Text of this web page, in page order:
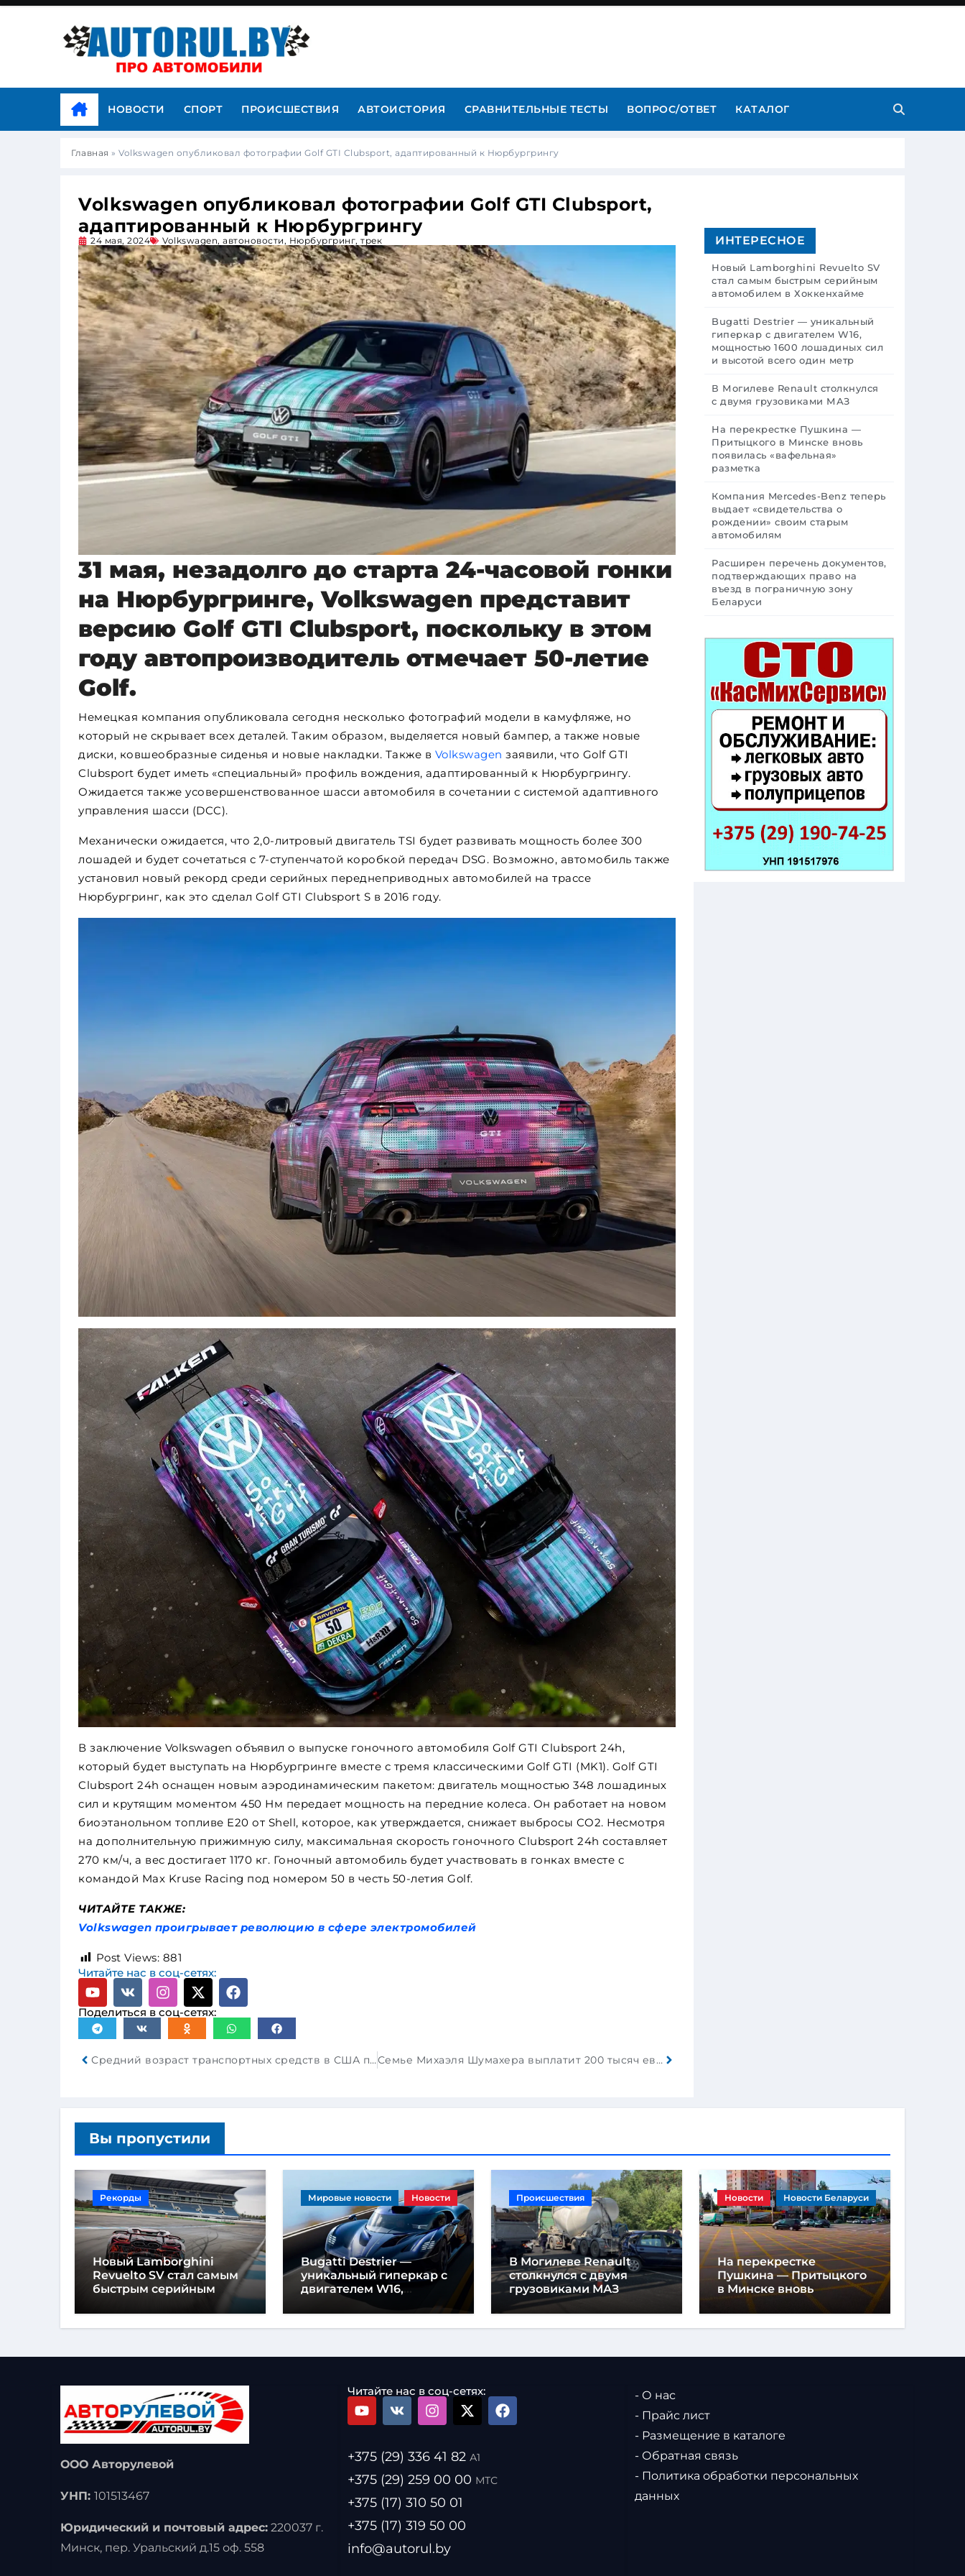
НОВОСТИ СПОРТ ПРОИСШЕСТВИЯ АВТОИСТОРИЯ СРАВНИТЕЛЬНЫЕ ТЕСТЫ ВОПРОС/ОТВЕТ КАТАЛОГ
Главная » Volkswagen опубликовал фотографии Golf GTI Clubsport, адаптированный к Нюрбургрингу
Volkswagen опубликовал фотографии Golf GTI Clubsport,
адаптированный к Нюрбургрингу
24 мая, 2024 Volkswagen, автоновости, Нюрбургринг, трек
31 мая, незадолго до старта 24-часовой гонки
на Нюрбургринге, Volkswagen представит
версию Golf GTI Clubsport, поскольку в этом
году автопроизводитель отмечает 50-летие
Golf.
Немецкая компания опубликовала сегодня несколько фотографий модели в камуфляже, но
который не скрывает всех деталей. Таким образом, выделяется новый бампер, а также новые
диски, ковшеобразные сиденья и новые накладки. Также в Volkswagen заявили, что Golf GTI
Clubsport будет иметь «специальный» профиль вождения, адаптированный к Нюрбургрингу.
Ожидается также усовершенствованное шасси автомобиля в сочетании с системой адаптивного
управления шасси (DCC).
Механически ожидается, что 2,0-литровый двигатель TSI будет развивать мощность более 300
лошадей и будет сочетаться с 7-ступенчатой ​​коробкой передач DSG. Возможно, автомобиль также
установил новый рекорд среди серийных переднеприводных автомобилей на трассе
Нюрбургринг, как это сделал Golf GTI Clubsport S в 2016 году.
В заключение Volkswagen объявил о выпуске гоночного автомобиля Golf GTI Clubsport 24h,
который будет выступать на Нюрбургринге вместе с тремя классическими Golf GTI (MK1). Golf GTI
Clubsport 24h оснащен новым аэродинамическим пакетом: двигатель мощностью 348 лошадиных
сил и крутящим моментом 450 Нм передает мощность на передние колеса. Он работает на новом
биоэтанольном топливе E20 от Shell, которое, как утверждается, снижает выбросы CO2. Несмотря
на дополнительную прижимную силу, максимальная скорость гоночного Clubsport 24h составляет
270 км/ч, а вес достигает 1170 кг. Гоночный автомобиль будет участвовать в гонках вместе с
командой Max Kruse Racing под номером 50 в честь 50-летия Golf.
ЧИТАЙТЕ ТАКЖЕ:
Volkswagen проигрывает революцию в сфере электромобилей
Post Views: 881
Читайте нас в соц-сетях:
Поделиться в соц-сетях:
Средний возраст транспортных средств в США продолжает расти Семье Михаэля Шумахера выплатит 200 тысяч евро компенсации за фейковое интервью журналу
ИНТЕРЕСНОЕ
Новый Lamborghini Revuelto SV
стал самым быстрым серийным
автомобилем в Хоккенхайме
Bugatti Destrier — уникальный
гиперкар с двигателем W16,
мощностью 1600 лошадиных сил
и высотой всего один метр
В Могилеве Renault столкнулся
с двумя грузовиками МАЗ
На перекрестке Пушкина —
Притыцкого в Минске вновь
появилась «вафельная»
разметка
Компания Mercedes-Benz теперь
выдает «свидетельства о
рождении» своим старым
автомобилям
Расширен перечень документов,
подтверждающих право на
въезд в пограничную зону
Беларуси
Вы пропустили
Рекорды
Новый Lamborghini
Revuelto SV стал самым
быстрым серийным
Хоккенхайме
Мировые новости Новости
Bugatti Destrier —
уникальный гиперкар с
двигателем W16,
мощностью 1600
лошадиных сил и
высотой всего один метр
Происшествия
В Могилеве Renault
столкнулся с двумя
грузовиками МАЗ
Новости Новости Беларуси
На перекрестке
Пушкина — Притыцкого
в Минске вновь
появилась «вафельная»
разметка
ООО Авторулевой
УНП: 101513467
Юридический и почтовый адрес: 220037 г.
Минск, пер. Уральский д.15 оф. 558
Читайте нас в соц-сетях:
+375 (29) 336 41 82 А1
+375 (29) 259 00 00 МТС
+375 (17) 310 50 01
+375 (17) 319 50 00
info@autorul.by
- О нас
- Прайс лист
- Размещение в каталоге
- Обратная связь
- Политика обработки персональных
данных